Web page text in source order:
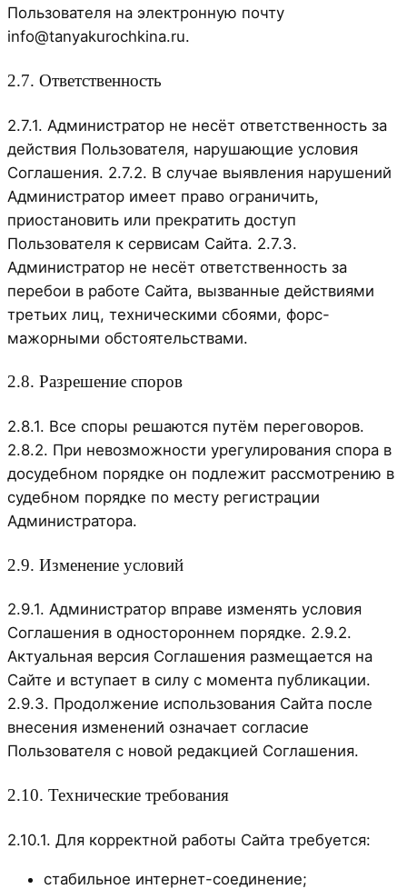
Пользователя на электронную почту
info@tanyakurochkina.ru.
2.7. Ответственность
2.7.1. Администратор не несёт ответственность за
действия Пользователя, нарушающие условия
Соглашения. 2.7.2. В случае выявления нарушений
Администратор имеет право ограничить,
приостановить или прекратить доступ
Пользователя к сервисам Сайта. 2.7.3.
Администратор не несёт ответственность за
перебои в работе Сайта, вызванные действиями
третьих лиц, техническими сбоями, форс-
мажорными обстоятельствами.
2.8. Разрешение споров
2.8.1. Все споры решаются путём переговоров.
2.8.2. При невозможности урегулирования спора в
досудебном порядке он подлежит рассмотрению в
судебном порядке по месту регистрации
Администратора.
2.9. Изменение условий
2.9.1. Администратор вправе изменять условия
Соглашения в одностороннем порядке. 2.9.2.
Актуальная версия Соглашения размещается на
Сайте и вступает в силу с момента публикации.
2.9.3. Продолжение использования Сайта после
внесения изменений означает согласие
Пользователя с новой редакцией Соглашения.
2.10. Технические требования
2.10.1. Для корректной работы Сайта требуется:
стабильное интернет-соединение;